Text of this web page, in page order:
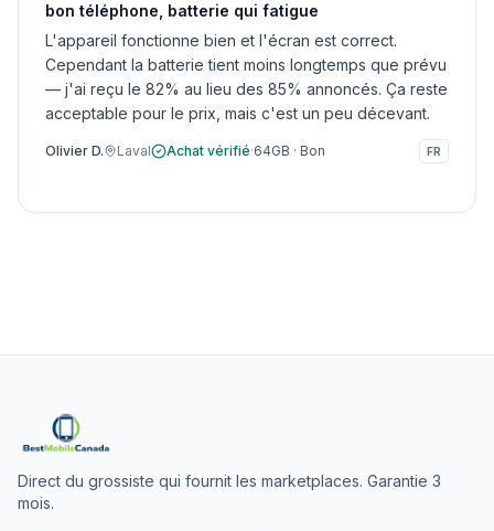
bon téléphone, batterie qui fatigue
L'appareil fonctionne bien et l'écran est correct.
Cependant la batterie tient moins longtemps que prévu
— j'ai reçu le 82% au lieu des 85% annoncés. Ça reste
acceptable pour le prix, mais c'est un peu décevant.
Olivier D. Laval Achat vérifié·64GB · Bon FR
Direct du grossiste qui fournit les marketplaces. Garantie 3
mois.